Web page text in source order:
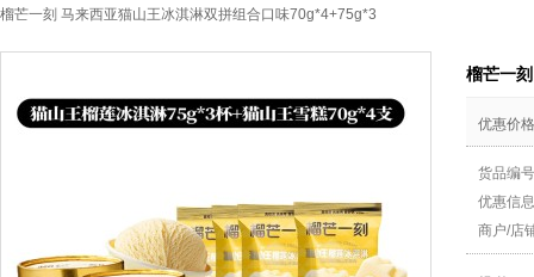
榴芒一刻 马来西亚猫山王冰淇淋双拼组合口味70g*4+75g*3
榴芒一
优惠价
货品编
优惠信
商户/店